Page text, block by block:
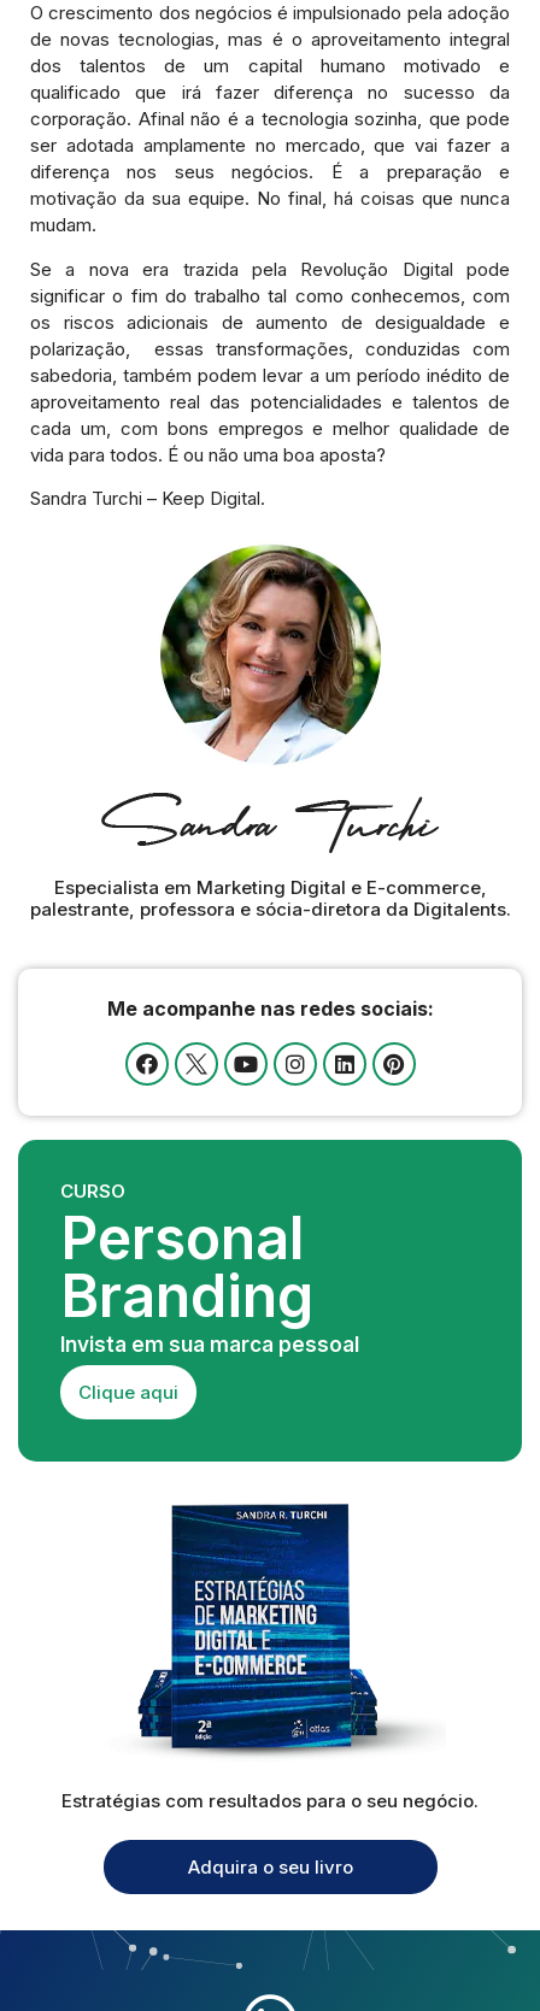
O crescimento dos negócios é impulsionado pela adoção
de novas tecnologias, mas é o aproveitamento integral
dos talentos de um capital humano motivado e
qualificado que irá fazer diferença no sucesso da
corporação. Afinal não é a tecnologia sozinha, que pode
ser adotada amplamente no mercado, que vai fazer a
diferença nos seus negócios. É a preparação e
motivação da sua equipe. No final, há coisas que nunca
mudam.
Se a nova era trazida pela Revolução Digital pode
significar o fim do trabalho tal como conhecemos, com
os riscos adicionais de aumento de desigualdade e
polarização, essas transformações, conduzidas com
sabedoria, também podem levar a um período inédito de
aproveitamento real das potencialidades e talentos de
cada um, com bons empregos e melhor qualidade de
vida para todos. É ou não uma boa aposta?
Sandra Turchi – Keep Digital.
Especialista em Marketing Digital e E-commerce,
palestrante, professora e sócia-diretora da Digitalents.
Me acompanhe nas redes sociais:
CURSO
Personal
Branding
Invista em sua marca pessoal
Clique aqui
Estratégias com resultados para o seu negócio.
Adquira o seu livro